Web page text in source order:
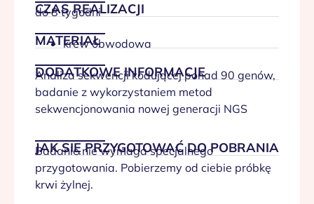
CZAS REALIZACJI
do 8 tygodni
MATERIAŁ
krew obwodowa
DODATKOWE INFORMACJE
Analiza sekwencji kodującej ponad 90 genów,
badanie z wykorzystaniem metod
sekwencjonowania nowej generacji NGS
JAK SIĘ PRZYGOTOWAĆ DO POBRANIA
Badanie nie wymaga specjalnego
przygotowania. Pobierzemy od ciebie próbkę
krwi żylnej.